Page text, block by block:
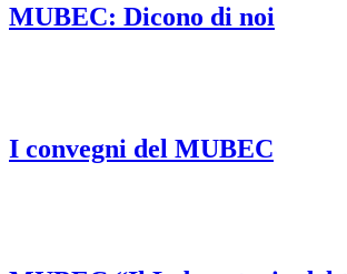
MUBEC: Dicono di noi
I convegni del MUBEC